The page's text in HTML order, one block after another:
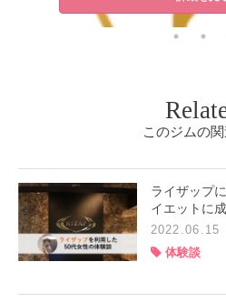
このジムの
ライザップ
イエットに
2022.06.15
体験談